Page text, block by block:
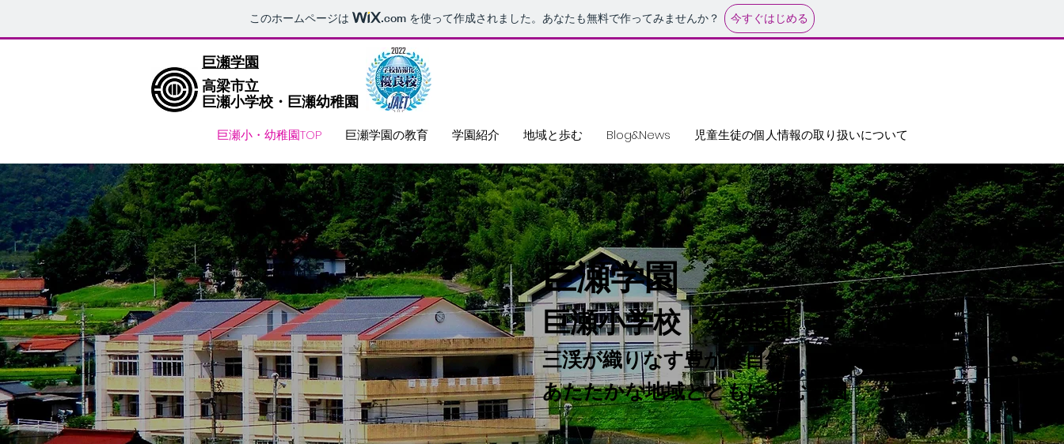
このホームページは .com を使って作成されました。あなたも無料で作ってみませんか？ 今すぐはじめる
巨瀬学園
高梁市立
​巨瀬小学校・巨瀬幼稚園
巨瀬小・幼稚園TOP 巨瀬学園の教育 学園紹介 地域と歩む Blog&News 児童生徒の個人情報の取り扱いについて
​巨瀬学園
​巨瀬小学校・幼稚園
三渓が織りなす豊かな自然
​あたたかな地域とともに歩む学園